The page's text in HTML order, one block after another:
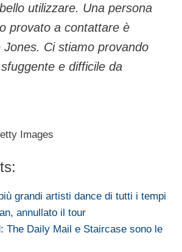
utilizzare. Una persona
provato a contattare è
Ci stiamo provando
e difficile da
Images
grandi artisti dance di tutti i tempi
annullato il tour
The Daily Mail e Staircase sono le